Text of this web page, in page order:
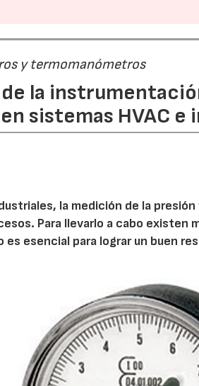
y termomanómetros
la
sistemas HVAC e
la medición de la
Para llevarlo a cabo existen
esencial para lograr un buen